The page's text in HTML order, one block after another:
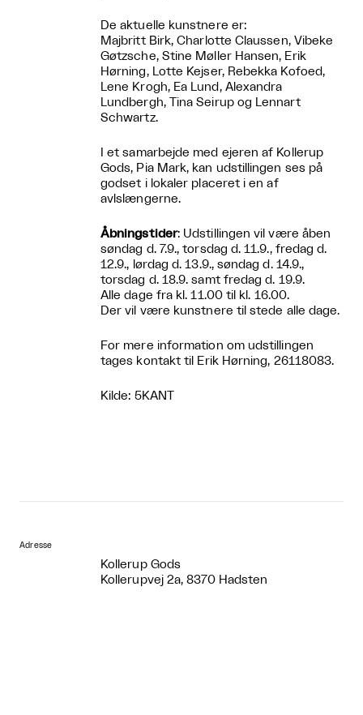
De aktuelle kunstnere er:
Majbritt Birk, Charlotte Claussen, Vibeke
Gøtzsche, Stine Møller Hansen, Erik
Hørning, Lotte Kejser, Rebekka Kofoed,
Lene Krogh, Ea Lund, Alexandra
Lundbergh, Tina Seirup og Lennart
Schwartz.
I et samarbejde med ejeren af Kollerup
Gods, Pia Mark, kan udstillingen ses på
godset i lokaler placeret i en af
avlslængerne.
Åbningstider: Udstillingen vil være åben
søndag d. 7.9., torsdag d. 11.9., fredag d.
12.9., lørdag d. 13.9., søndag d. 14.9.,
torsdag d. 18.9. samt fredag d. 19.9.
Alle dage fra kl. 11.00 til kl. 16.00.
Der vil være kunstnere til stede alle dage.
For mere information om udstillingen
tages kontakt til Erik Hørning, 26118083.
Kilde: 5KANT
Adresse
Kollerup Gods
Kollerupvej 2a, 8370 Hadsten